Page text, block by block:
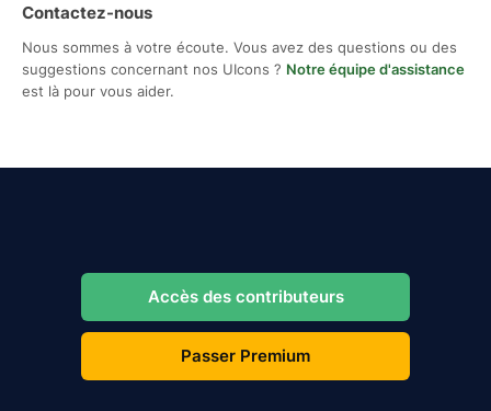
Contactez-nous
Nous sommes à votre écoute. Vous avez des questions ou des
suggestions concernant nos UIcons ? Notre équipe d'assistance
est là pour vous aider.
Accès des contributeurs
Passer Premium